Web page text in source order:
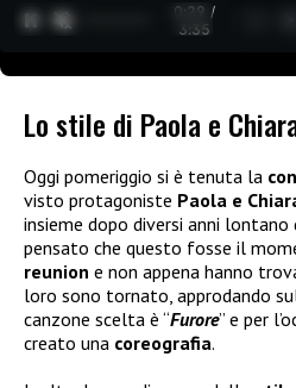
0:30 /
3:35
Lo stile di Paola e
Oggi pomeriggio si è tenuta la
visto protagoniste Paola e
insieme dopo diversi anni
pensato che questo fosse il
reunion e non appena hanno
loro sono tornato, approdando
canzone scelta è “Furore” e per
creato una coreografia.